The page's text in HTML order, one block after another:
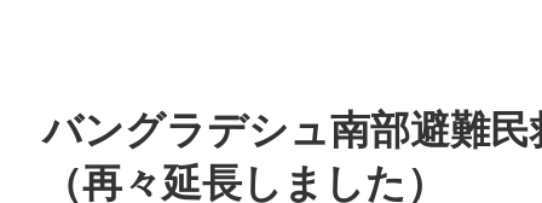
バングラデシュ南部避難
（再々延長しました）